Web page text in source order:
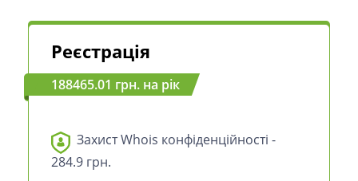
Реєстрація
188465.01 грн. на рік
Захист Whois конфіденційності -
284.9 грн.